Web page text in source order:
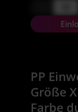
PP
Größe
Farbe